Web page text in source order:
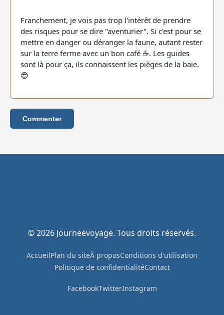
Franchement, je vois pas trop l'intérêt de prendre
des risques pour se dire "aventurier". Si c'est pour se
mettre en danger ou déranger la faune, autant rester
sur la terre ferme avec un bon café ☕. Les guides
sont là pour ça, ils connaissent les pièges de la baie.
😎
Commenter
© 2026 Journeevoyage. Tous droits réservés.
AccueilPlan du siteÀ proposConditions d'utilisation
Politique de confidentialitéContact
FacebookTwitterInstagram